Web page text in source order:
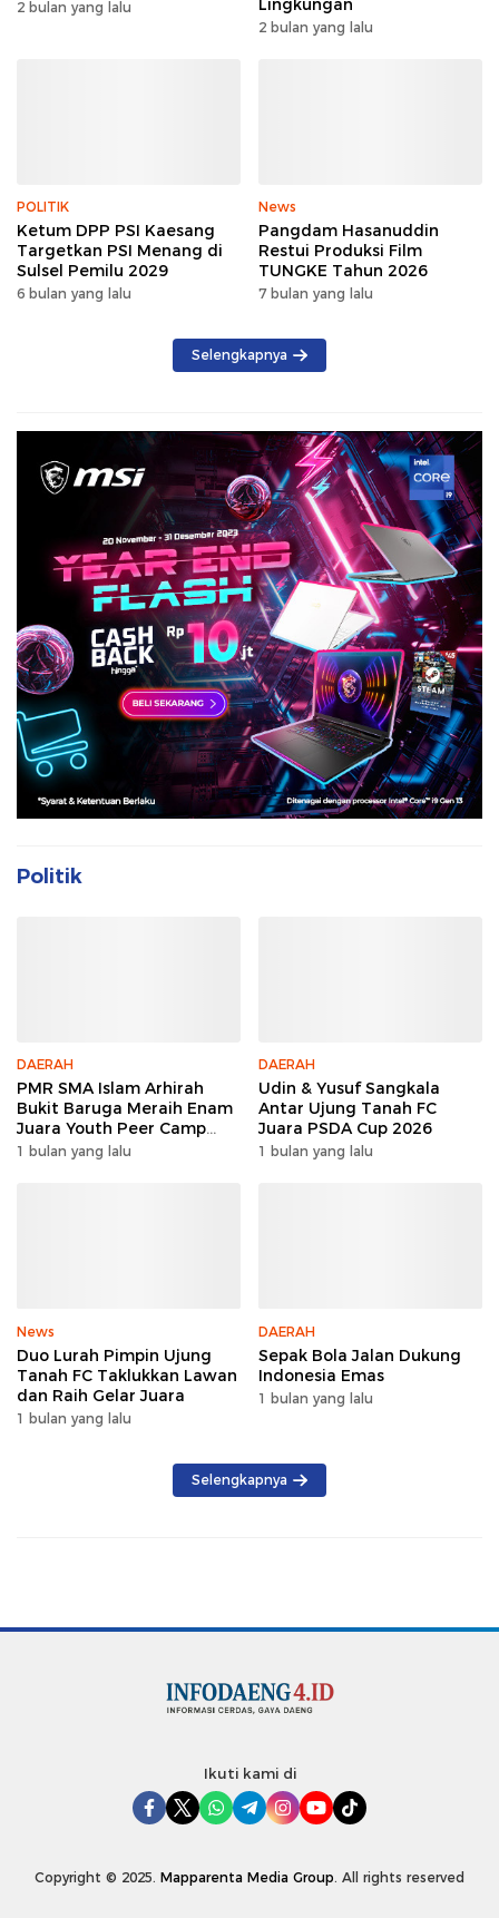
2 bulan yang lalu
Lingkungan
2 bulan yang lalu
POLITIK
Ketum DPP PSI Kaesang
Targetkan PSI Menang di
Sulsel Pemilu 2029
6 bulan yang lalu
News
Pangdam Hasanuddin
Restui Produksi Film
TUNGKE Tahun 2026
7 bulan yang lalu
Selengkapnya
Politik
DAERAH
PMR SMA Islam Arhirah
Bukit Baruga Meraih Enam
Juara Youth Peer Camp
2026
1 bulan yang lalu
DAERAH
Udin & Yusuf Sangkala
Antar Ujung Tanah FC
Juara PSDA Cup 2026
1 bulan yang lalu
News
Duo Lurah Pimpin Ujung
Tanah FC Taklukkan Lawan
dan Raih Gelar Juara
1 bulan yang lalu
DAERAH
Sepak Bola Jalan Dukung
Indonesia Emas
1 bulan yang lalu
Selengkapnya
Ikuti kami di
Copyright © 2025. Mapparenta Media Group. All rights reserved